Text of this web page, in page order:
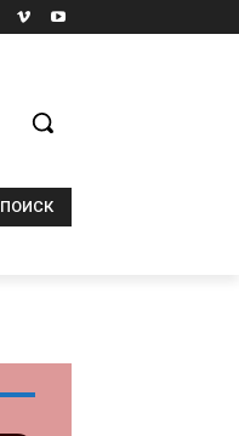
ПОИСК